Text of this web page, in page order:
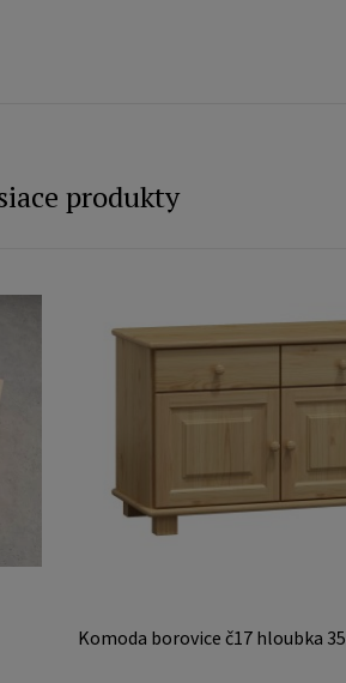
produkty
Komoda borovice č17 hloubka 35